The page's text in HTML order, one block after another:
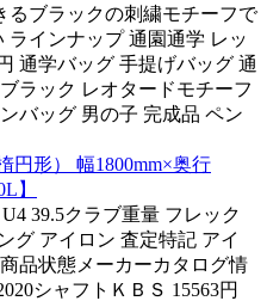
るブラックの刺繍モチーフで
インナップ 通園通学 レッ
通学バッグ 手提げバッグ 通
ラック レオタードモチーフ
バッグ 男の子 完成品 ペン
円形） 幅1800mm×奥行
】
39.5クラブ重量 フレック
グ アイロン 査定特記 アイ
品状態メーカーカタログ情
シャフトＫＢＳ 15563円